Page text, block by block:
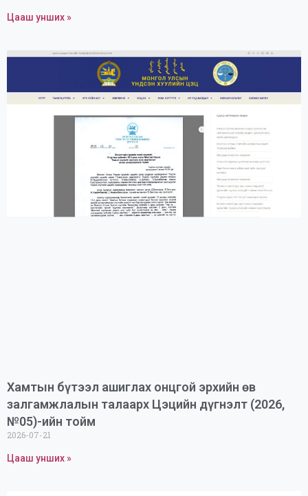
Цааш унших »
Хамтын бүтээл ашиглах онцгой эрхийн өв
залгамжлалын талаарх Цэцийн дүгнэлт (2026,
№05)-ийн тойм
2026-07-21
Цааш унших »